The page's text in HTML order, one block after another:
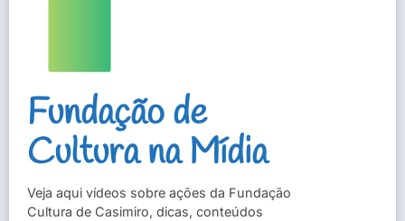
Fundação de
Cultura na Mídia
Veja aqui vídeos sobre ações da Fundação
Cultura de Casimiro, dicas, conteúdos